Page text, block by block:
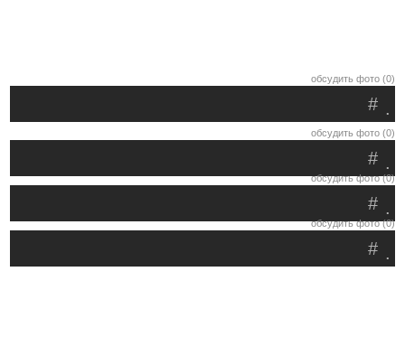
обсудить фото (0)
.
#
обсудить фото (0)
.
#
обсудить фото (0)
.
#
обсудить фото (0)
.
#